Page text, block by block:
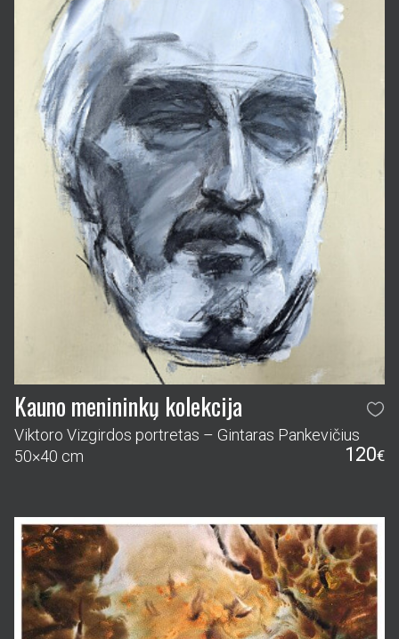
Kauno menininkų kolekcija
Viktoro Vizgirdos portretas – Gintaras Pankevičius
50×40 cm
120€